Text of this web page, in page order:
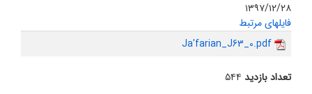
۱۳۹۷/۱۲/۲۸
فایلهای مرتبط
Ja'farian_J63_0.pdf
تعداد بازدید ۵۴۴